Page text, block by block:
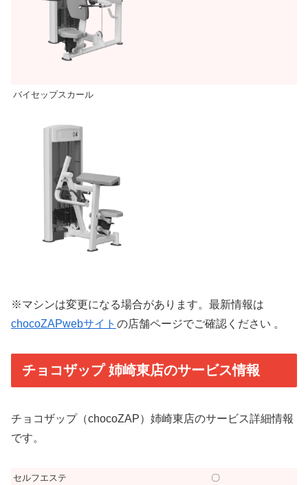
バイセップスカール
※マシンは変更になる場合があります。最新情報は
chocoZAPwebサイト の店舗ページでご確認ください 。
チョコザップ 姉崎東店のサービス情報
チョコザップ（chocoZAP）姉崎東店のサービス詳細情報
です。
セルフエステ
〇